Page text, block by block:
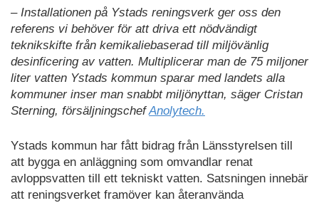
– Installationen på Ystads reningsverk ger oss den
referens vi behöver för att driva ett nödvändigt
teknikskifte från kemikaliebaserad till miljövänlig
desinficering av vatten. Multiplicerar man de 75 miljoner
liter vatten Ystads kommun sparar med landets alla
kommuner inser man snabbt miljönyttan, säger Cristan
Sterning, försäljningschefAnolytech.
Ystads kommun har fått bidrag från Länsstyrelsen till
att bygga en anläggning som omvandlar renat
avloppsvatten till ett tekniskt vatten. Satsningen innebär
att reningsverket framöver kan återanvända